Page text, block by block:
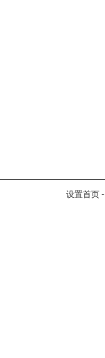
设置首页 -